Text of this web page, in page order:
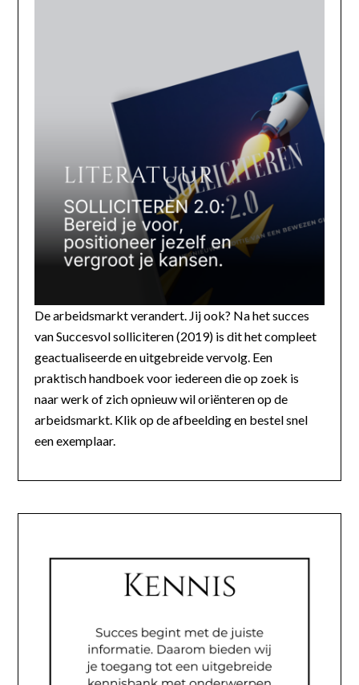
De arbeidsmarkt verandert. Jij ook? Na het succes
van Succesvol solliciteren (2019) is dit het compleet
geactualiseerde en uitgebreide vervolg. Een
praktisch handboek voor iedereen die op zoek is
naar werk of zich opnieuw wil oriënteren op de
arbeidsmarkt. Klik op de afbeelding en bestel snel
een exemplaar.